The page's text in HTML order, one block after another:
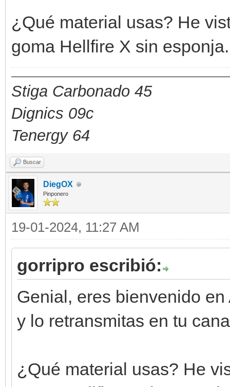
¿Qué material usas? He
goma Hellfire X sin esponja.
Stiga Carbonado 45
Dignics 09c
Tenergy 64
Buscar
DiegOX
Pinponero
19-01-2024, 11:27 AM
gorripro escribió:
Genial, eres bienvenido
y lo retransmitas en tu
¿Qué material usas? He